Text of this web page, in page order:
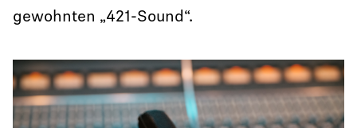
gewohnten „421-Sound“.